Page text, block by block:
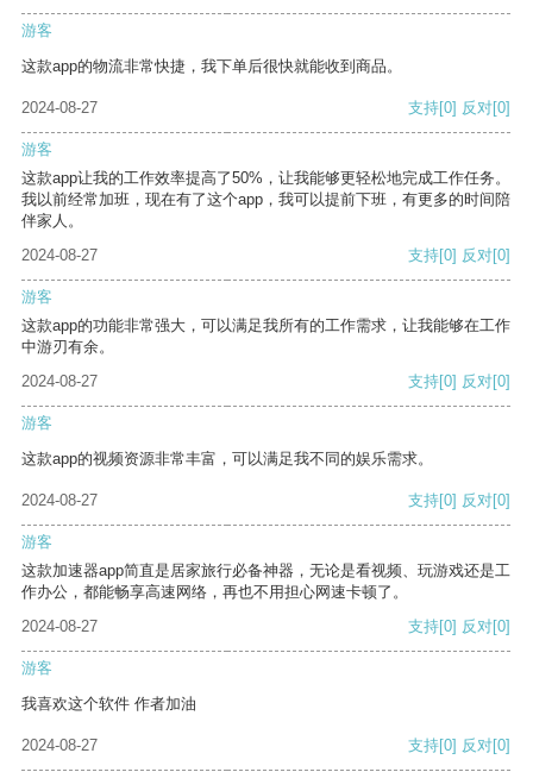
游客
这款app的物流非常快捷，我下单后很快就能收到商品。
2024-08-27 支持[0] 反对[0]
游客
这款app让我的工作效率提高了50%，让我能够更轻松地完成工作任务。
我以前经常加班，现在有了这个app，我可以提前下班，有更多的时间陪
伴家人。
2024-08-27
支持[0] 反对[0]
游客
这款app的功能非常强大，可以满足我所有的工作需求，让我能够在工作
中游刃有余。
2024-08-27
支持[0] 反对[0]
游客
这款app的视频资源非常丰富，可以满足我不同的娱乐需求。
2024-08-27 支持[0] 反对[0]
游客
这款加速器app简直是居家旅行必备神器，无论是看视频、玩游戏还是工
作办公，都能畅享高速网络，再也不用担心网速卡顿了。
2024-08-27
支持[0] 反对[0]
游客
我喜欢这个软件 作者加油
2024-08-27 支持[0] 反对[0]